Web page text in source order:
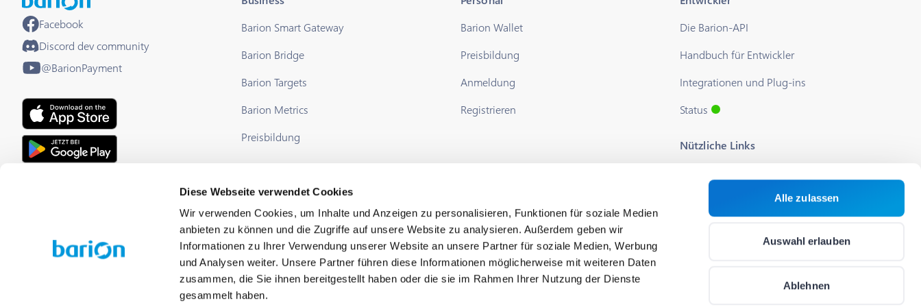
Diese Webseite verwendet Cookies
Wir verwenden Cookies, um Inhalte und Anzeigen zu personalisieren, Funktionen für soziale Medien
anbieten zu können und die Zugriffe auf unsere Website zu analysieren. Außerdem geben wir
Informationen zu Ihrer Verwendung unserer Website an unsere Partner für soziale Medien, Werbung
und Analysen weiter. Unsere Partner führen diese Informationen möglicherweise mit weiteren Daten
zusammen, die Sie ihnen bereitgestellt haben oder die sie im Rahmen Ihrer Nutzung der Dienste
gesammelt haben.
Alle zulassen
Auswahl erlauben
Ablehnen
Facebook
Discord dev community
@BarionPayment
EU Licensed & Regulated Financial
Barion Smart Gateway
Barion Bridge
Barion Targets
Barion Metrics
Preisbildung
Barion Wallet
Preisbildung
Anmeldung
Registrieren
Die Barion-API
Handbuch für Entwickler
Integrationen und Plug-ins
Status
Nützliche Links